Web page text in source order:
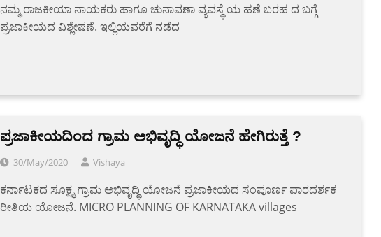
ನಮ್ಮ ರಾಜಕೀಯಾ ನಾಯಕರು ಹಾಗೂ ಚುನಾವಣಾ ವ್ಯವಸ್ಥೆ ಯ ಹಣೆ ಬರಹ ದ ಬಗ್ಗೆ
ಪ್ರಜಾಕೀಯದ ವಿಶ್ಲೇಷಣೆ. ಇಲ್ಲಿಯವರೆಗೆ ನಡೆದ
ಪ್ರಜಾಕೀಯದಿಂದ ಗ್ರಾಮ ಅಭಿವೃದ್ಧಿ ಯೋಜನೆ ಹೇಗಿರುತ್ತೆ ?
30/May/2020 Vishaya
ಕರ್ನಾಟಕದ ಸೂಕ್ಷ್ಮ ಗ್ರಾಮ ಅಭಿವೃದ್ಧಿ ಯೋಜನೆ ಪ್ರಜಾಕೀಯದ ಸಂಪೂರ್ಣ ಪಾರದರ್ಶಕ
ರೀತಿಯ ಯೋಜನೆ. MICRO PLANNING OF KARNATAKA villages